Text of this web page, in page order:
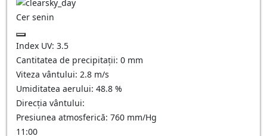
Cer senin
Index UV: 3.5
Cantitatea de precipitații: 0 mm
Viteza vântului: 2.8 m/s
Umiditatea aerului: 48.8 %
Direcția vântului:
Presiunea atmosferică: 760 mm/Hg
11:00